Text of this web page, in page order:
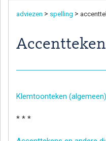
adviezen > spelling >
Klemtoonteken (algemeen)
* * *